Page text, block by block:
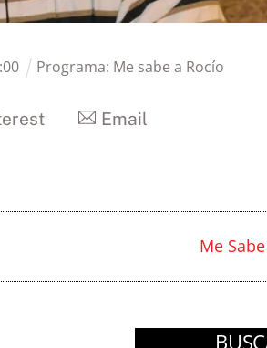
00 Programa: Me sabe a Rocío
Email
Me